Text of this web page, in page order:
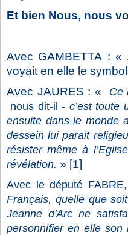
Et bien Nous, nous
Avec GAMBETTA : «
voyait en elle le
Avec JAURES : « Ce
nous dit-il - c’est toute
ensuite dans le monde
dessein lui parait
résister même à
révélation. » [1]
Avec le député
Français, quelle que
Jeanne d'Arc ne
personnifier en elle son